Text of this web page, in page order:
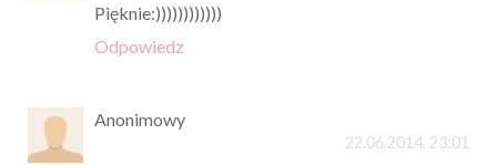
Pięknie:))))))))))))
Odpowiedz
Anonimowy
22.06.2014, 23:01